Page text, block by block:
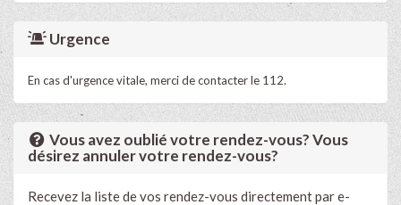
Urgence
En cas d'urgence vitale, merci de contacter le 112.
Vous avez oublié votre rendez-vous? Vous
désirez annuler votre rendez-vous?
Recevez la liste de vos rendez-vous directement par e-